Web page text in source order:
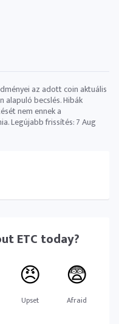
ETC today?
😠
Upset
😨
Afraid
az adott coin aktuális
alapuló becslés. Hibák
nem ennek a
Legújabb frissítés:7 Aug